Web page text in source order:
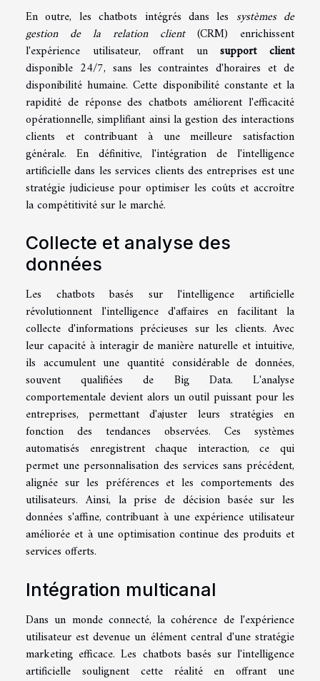
En outre, les chatbots intégrés dans les systèmes de
gestion de la relation client(CRM) enrichissent
l'expérience utilisateur, offrant unsupport client
disponible 24/7, sans les contraintes d'horaires et de
disponibilité humaine. Cette disponibilité constante et la
rapidité de réponse des chatbots améliorent l'efficacité
opérationnelle, simplifiant ainsi la gestion des interactions
clients et contribuant à une meilleure satisfaction
générale. En définitive, l'intégration de l'intelligence
artificielle dans les services clients des entreprises est une
stratégie judicieuse pour optimiser les coûts et accroître
la compétitivité sur le marché.
Collecte et analyse des
données
Les chatbots basés sur l'intelligence artificielle
révolutionnent l'intelligence d'affaires en facilitant la
collecte d'informations précieuses sur les clients. Avec
leur capacité à interagir de manière naturelle et intuitive,
ils accumulent une quantité considérable de données,
souvent qualifiées de Big Data. L'analyse
comportementale devient alors un outil puissant pour les
entreprises, permettant d'ajuster leurs stratégies en
fonction des tendances observées. Ces systèmes
automatisés enregistrent chaque interaction, ce qui
permet une personnalisation des services sans précédent,
alignée sur les préférences et les comportements des
utilisateurs. Ainsi, la prise de décision basée sur les
données s'affine, contribuant à une expérience utilisateur
améliorée et à une optimisation continue des produits et
services offerts.
Intégration multicanal
Dans un monde connecté, la cohérence de l'expérience
utilisateur est devenue un élément central d'une stratégie
marketing efficace. Les chatbots basés sur l'intelligence
artificielle soulignent cette réalité en offrant une